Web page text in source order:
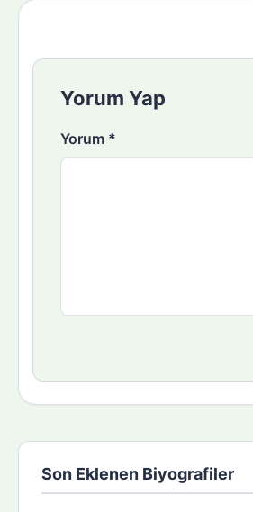
Yorum Yap
Yorum *
Son Eklenen Biyografiler